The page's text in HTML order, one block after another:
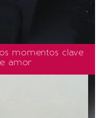
momentos clave
amor